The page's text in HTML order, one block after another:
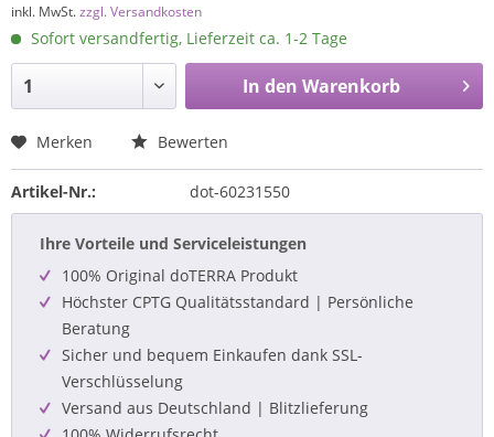
inkl. MwSt.zzgl. Versandkosten
Sofort versandfertig, Lieferzeit ca. 1-2 Tage
In den Warenkorb
Merken Bewerten
Artikel-Nr.: dot-60231550
Ihre Vorteile und Serviceleistungen
100% Original doTERRA Produkt
Höchster CPTG Qualitätsstandard | Persönliche
Beratung
Sicher und bequem Einkaufen dank SSL-
Verschlüsselung
Versand aus Deutschland | Blitzlieferung